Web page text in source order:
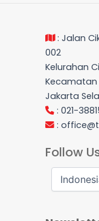
: Jalan
002
Kelurahan
Kecamatan
Jakarta
: 021-
:
Follow